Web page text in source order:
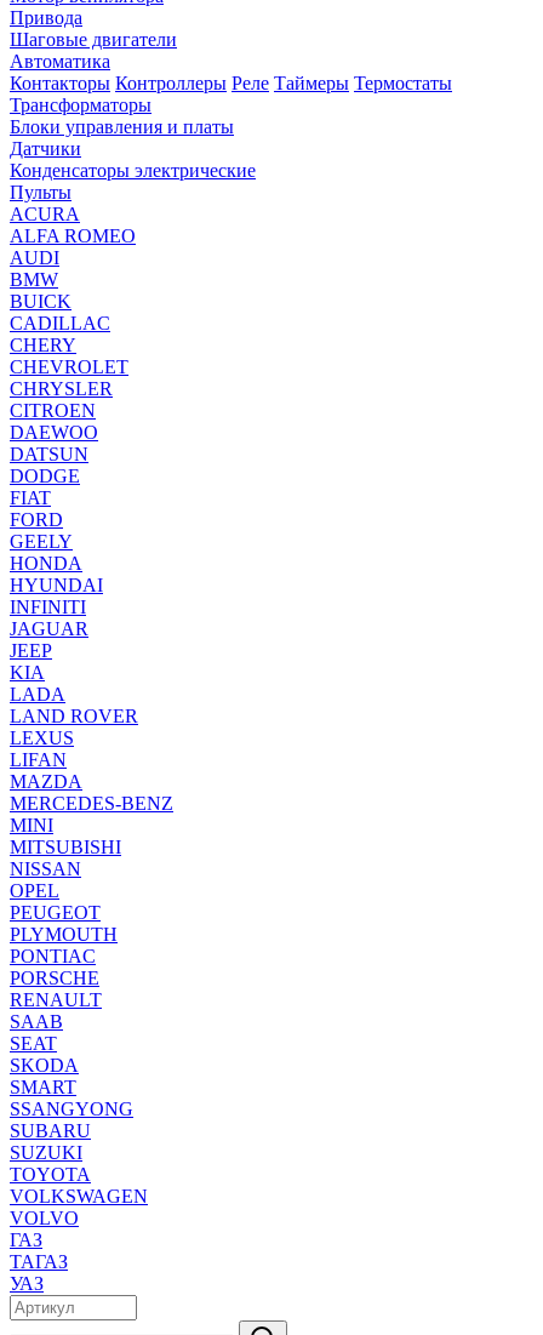
Привода
Шаговые двигатели
Автоматика
Контакторы Контроллеры Реле Таймеры Термостаты
Трансформаторы
Блоки управления и платы
Датчики
Конденсаторы электрические
Пульты
ACURA
ALFA ROMEO
AUDI
BMW
BUICK
CADILLAC
CHERY
CHEVROLET
CHRYSLER
CITROEN
DAEWOO
DATSUN
DODGE
FIAT
FORD
GEELY
HONDA
HYUNDAI
INFINITI
JAGUAR
JEEP
KIA
LADA
LAND ROVER
LEXUS
LIFAN
MAZDA
MERCEDES-BENZ
MINI
MITSUBISHI
NISSAN
OPEL
PEUGEOT
PLYMOUTH
PONTIAC
PORSCHE
RENAULT
SAAB
SEAT
SKODA
SMART
SSANGYONG
SUBARU
SUZUKI
TOYOTA
VOLKSWAGEN
VOLVO
ГАЗ
ТАГАЗ
УАЗ